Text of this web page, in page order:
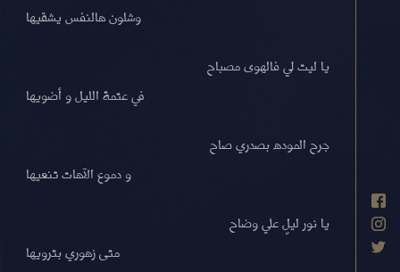
وشلون هالنفس يشقيها
يا ليت لي فالهوى مصباح
في عتمة الليل و أضويها
جرح الموده بصدري صاح
و دموع الآهات تنعيها
يا نور ليلٍ علي وضاح
متى زهوري بترويها